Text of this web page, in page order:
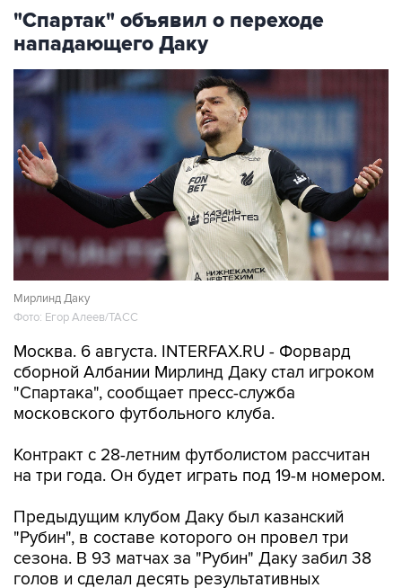
"Спартак" объявил о переходе
нападающего Даку
Мирлинд Даку
Фото: Егор Алеев/ТАСС
Москва. 6 августа. INTERFAX.RU - Форвард
сборной Албании Мирлинд Даку стал игроком
"Спартака", сообщает пресс-служба
московского футбольного клуба.
Контракт с 28-летним футболистом рассчитан
на три года. Он будет играть под 19-м номером.
Предыдущим клубом Даку был казанский
"Рубин", в составе которого он провел три
сезона. В 93 матчах за "Рубин" Даку забил 38
голов и сделал десять результативных